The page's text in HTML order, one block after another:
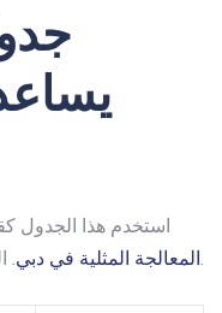
استخدم هذا الجدول
المعالجة المثلية في دبي